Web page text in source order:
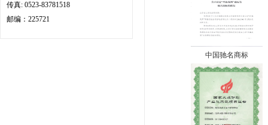
传真: 0523-83781518
邮编：225721
中国驰名商标